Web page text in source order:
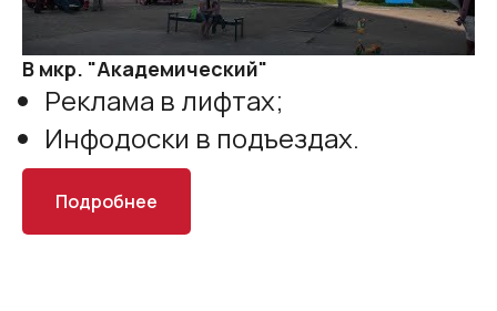
В мкр. "Академический"
Реклама в лифтах;
Инфодоски в подъездах.
Подробнее